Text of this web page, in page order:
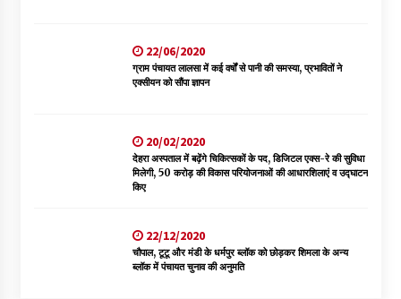
22/06/2020
ग्राम पंचायत लालसा में कई वर्षों से पानी की समस्या, प्रभावितों ने
एक्सीयन को सौंपा ज्ञापन
20/02/2020
देहरा अस्पताल में बढ़ेंगे चिकित्सकों के पद, डिजिटल एक्स-रे की सुविधा
मिलेगी, 50 करोड़ की विकास परियोजनाओं की आधारशिलाएं व उद्घाटन
किए
22/12/2020
चौपाल, टूटू और मंडी के धर्मपुर ब्लॉक को छोड़कर शिमला के अन्य
ब्लॉक में पंचायत चुनाव की अनुमति